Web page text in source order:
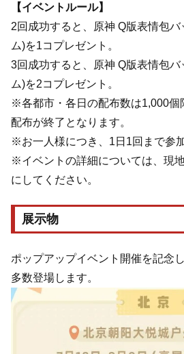
【イベントルール】
2回成功すると、原神 Q版表情包
ム)を1コプレゼント。
3回成功すると、原神 Q版表情包
ム)を2コプレゼント。
※各都市・各日の配布数は1,000個
配布が終了となります。
※お一人様につき、1日1回まで参
※イベントの詳細については、現
にしてください。
展示物
ポップアップイベント開催を記念
多数登場します。